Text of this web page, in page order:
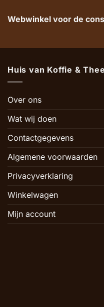
Webwinkel voor de
Huis van Koffie & Thee
Over ons
Wat wij doen
Contactgegevens
Algemene voorwaarden
Privacyverklaring
Winkelwagen
Mijn account